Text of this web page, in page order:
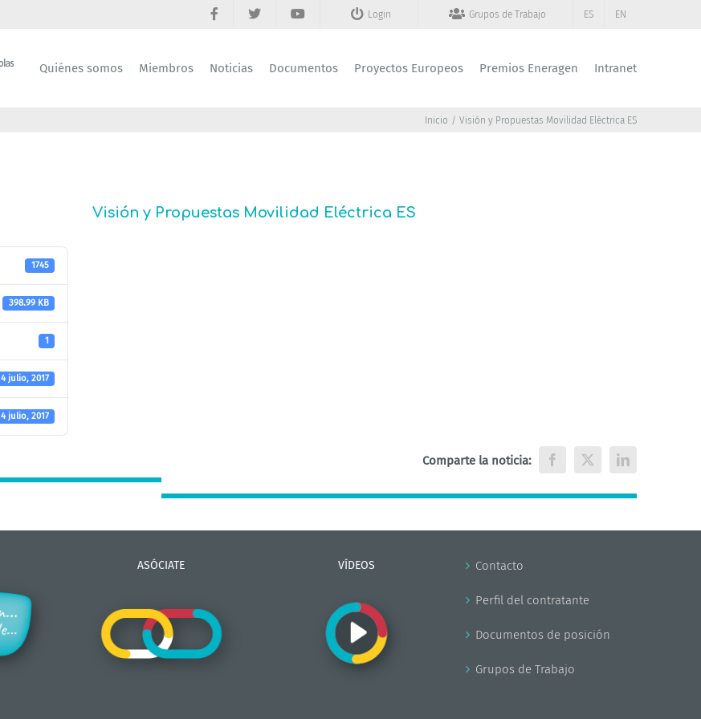
Login Grupos de Trabajo ES EN
Quiénes somos Miembros Noticias Documentos Proyectos Europeos Premios Eneragen Intranet
Inicio Visión y Propuestas Movilidad Eléctrica ES
1745
398.99 KB
1
4 julio, 2017
4 julio, 2017
Visión y Propuestas Movilidad Eléctrica ES
Comparte la noticia: Facebook
X LinkedIn
ASÓCIATE VÍDEOS Contacto
Perfil del contratante
Documentos de posición
Grupos de Trabajo